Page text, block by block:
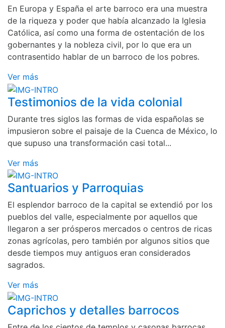
En Europa y España el arte barroco era una muestra
de la riqueza y poder que había alcanzado la Iglesia
Católica, así como una forma de ostentación de los
gobernantes y la nobleza civil, por lo que era un
contrasentido hablar de un barroco de los pobres.
Ver más
Testimonios de la vida colonial
Durante tres siglos las formas de vida españolas se
impusieron sobre el paisaje de la Cuenca de México, lo
que supuso una transformación casi total...
Ver más
Santuarios y Parroquias
El esplendor barroco de la capital se extendió por los
pueblos del valle, especialmente por aquellos que
llegaron a ser prósperos mercados o centros de ricas
zonas agrícolas, pero también por algunos sitios que
desde tiempos muy antiguos eran considerados
sagrados.
Ver más
Caprichos y detalles barrocos